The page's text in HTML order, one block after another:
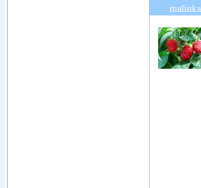
malinka